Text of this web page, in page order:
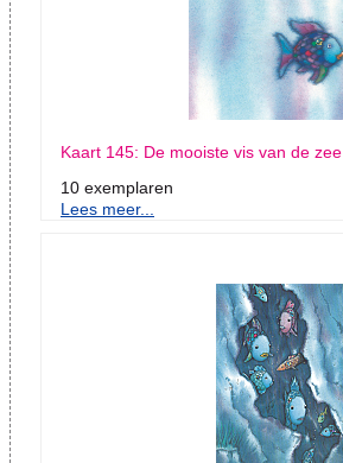
Kaart 145: De mooiste vis van de zee
10 exemplaren
Lees meer...